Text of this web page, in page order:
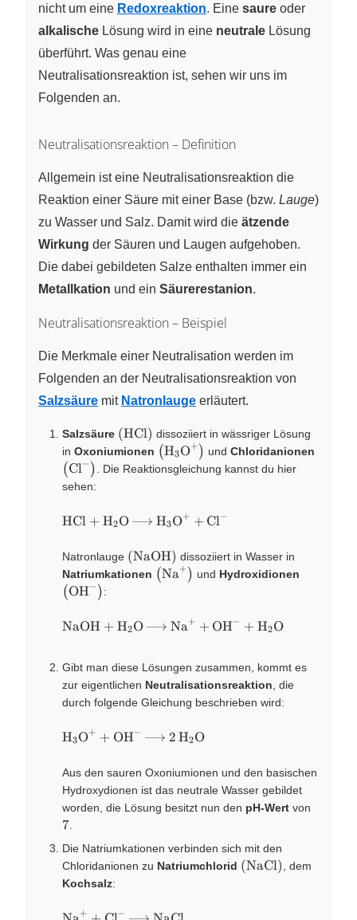
nicht um eine Redoxreaktion. Eine saure oder
alkalische Lösung wird in eine neutrale Lösung
überführt. Was genau eine
Neutralisationsreaktion ist, sehen wir uns im
Folgenden an.
Neutralisationsreaktion – Definition
Allgemein ist eine Neutralisationsreaktion die
Reaktion einer Säure mit einer Base (bzw. Lauge)
zu Wasser und Salz. Damit wird die ätzende
Wirkung der Säuren und Laugen aufgehoben.
Die dabei gebildeten Salze enthalten immer ein
Metallkation und ein Säurerestanion.
Neutralisationsreaktion – Beispiel
Die Merkmale einer Neutralisation werden im
Folgenden an der Neutralisationsreaktion von
Salzsäure mit Natronlauge erläutert.
Salzsäure \left(
\ce{HCl}
\right)
(HCl) dissoziiert in wässriger Lösung
in Oxoniumionen \left(
\ce{H3O^+}
(HX
3O X
+ ) und Chloridanionen
(Cl X
− )
. Die Reaktionsgleichung kannst du hier
sehen:
\ce{HCl
H3O^{+}
+
Cl^{-}}
HCl + HX
2O HX
3OX+ + Cl−
Natronlauge \left(
\ce{NaOH}
\right)
(NaOH) dissoziiert in Wasser in
Natriumkationen \left(
(Na X
+ ) und Hydroxidionen
\left( \ce{OH^-} \right)
(OH X
− ):
\ce{NaOH
OH^{-} +
H2O}
NaOH + HX
2O NaX+ + OH− + HX
2O
Gibt man diese Lösungen zusammen, kommt es
zur eigentlichen Neutralisationsreaktion , die
durch folgende Gleichung beschrieben wird:
\ce{H3O^{+}
2H2O}
HX
3O X
+ + OHX
− 2 HX
2O
Aus den sauren Oxoniumionen und den basischen
Hydroxydionen ist das neutrale Wasser gebildet
worden, die Lösung besitzt nun den pH-Wert von
7
Die Natriumkationen verbinden sich mit den
Chloridanionen zu Natriumchlorid \left(
(NaCl)
, dem
Kochsalz:
+ −